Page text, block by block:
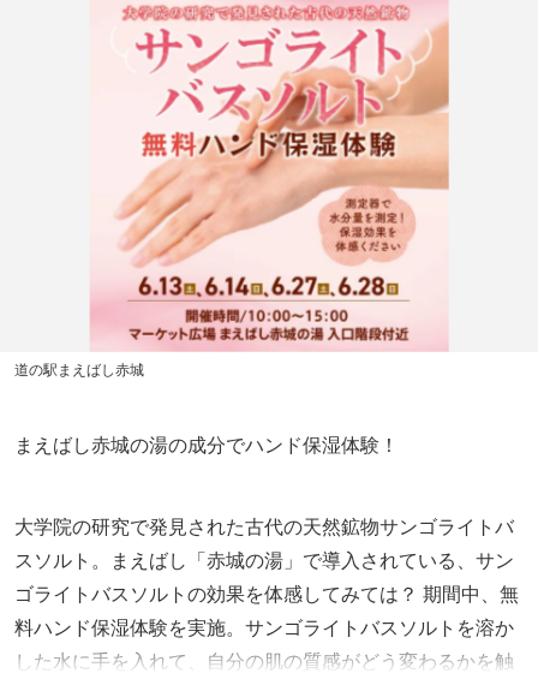
道の駅まえばし赤城
まえばし赤城の湯の成分でハンド保湿体験！
大学院の研究で発見された古代の天然鉱物サンゴライトバ
スソルト。まえばし「赤城の湯」で導入されている、サン
ゴライトバスソルトの効果を体感してみては？ 期間中、無
料ハンド保湿体験を実施。サンゴライトバスソルトを溶か
した水に手を入れて、自分の肌の質感がどう変わるかを触